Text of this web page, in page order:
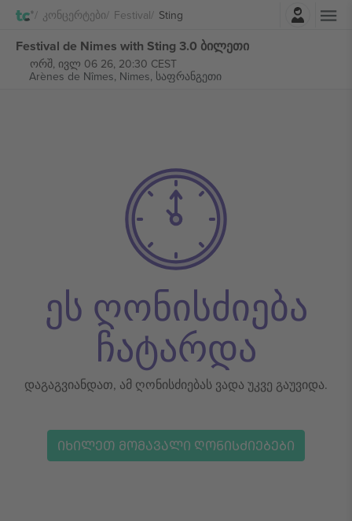
Კონცერტები Festival Sting
Festival de Nimes with Sting 3.0 ბილეთი
ორშ, ივლ 06 26, 20:30 CEST
Arènes de Nîmes, Nimes, საფრანგეთი
ეს ღონისძიება
ჩატარდა
დაგაგვიანდათ, ამ ღონისძიებას ვადა უკვე გაუვიდა.
ᲘᲮᲘᲚᲔᲗ ᲛᲝᲛᲐᲕᲐᲚᲘ ᲦᲝᲜᲘᲡᲫᲘᲔᲑᲔᲑᲘ